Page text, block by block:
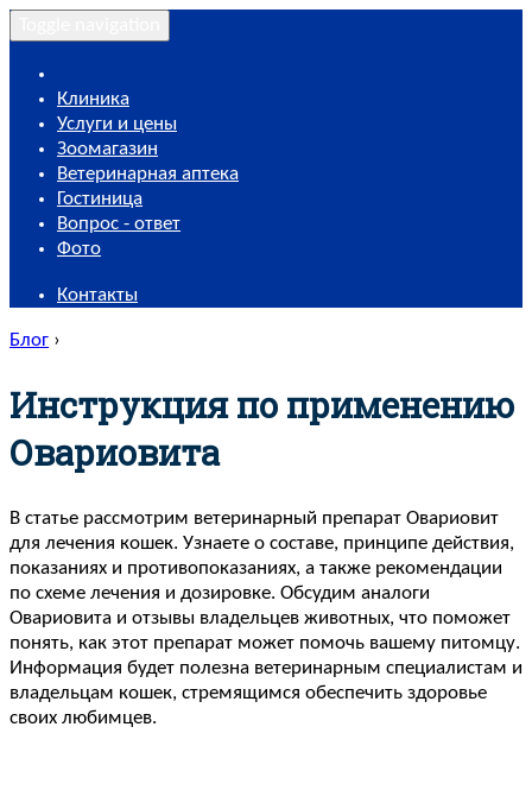
Клиника
Услуги и цены
Зоомагазин
Ветеринарная аптека
Гостиница
Вопрос - ответ
Фото
Контакты
Блог ›
Инструкция по применению
Овариовита
В статье рассмотрим ветеринарный препарат Овариовит
для лечения кошек. Узнаете о составе, принципе действия,
показаниях и противопоказаниях, а также рекомендации
по схеме лечения и дозировке. Обсудим аналоги
Овариовита и отзывы владельцев животных, что поможет
понять, как этот препарат может помочь вашему питомцу.
Информация будет полезна ветеринарным специалистам и
владельцам кошек, стремящимся обеспечить здоровье
своих любимцев.